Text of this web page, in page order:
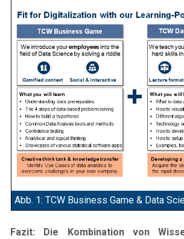
Abb. 1: TCW Business Game & Data
Fazit: Die Kombination von